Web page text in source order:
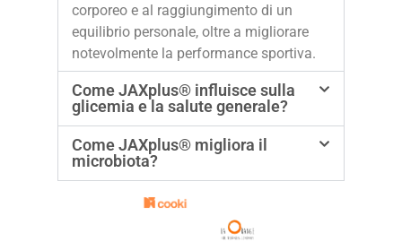
corporeo e al raggiungimento di un
equilibrio personale, oltre a migliorare
notevolmente la performance sportiva.
Come JAXplus® influisce sulla
glicemia e la salute generale?
Come JAXplus® migliora il
microbiota?